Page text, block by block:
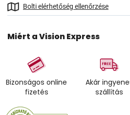
Bolti elérhetőség ellenőrzése
Miért a Vision Express
Bizonságos online
fizetés
Akár
szállítás